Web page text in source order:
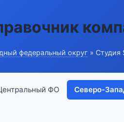
федеральный округ » Студия
ФО Северо-